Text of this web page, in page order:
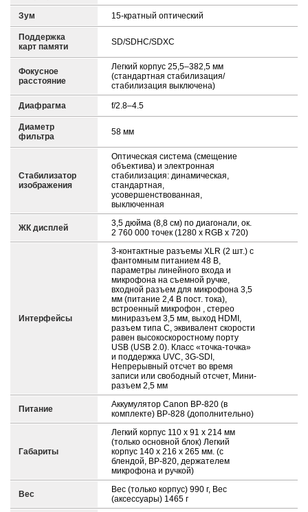
Зум 15-кратный оптический
Поддержка
карт памяти
SD/SDHC/SDXC
Фокусное
расстояние
Легкий корпус 25,5–382,5 мм
(стандартная стабилизация/
стабилизация выключена)
Диафрагма f/2.8–4.5
Диаметр
фильтра
58 мм
Стабилизатор
изображения
Оптическая система (смещение
объектива) и электронная
стабилизация: динамическая,
стандартная,
усовершенствованная,
выключенная
ЖК дисплей
3,5 дюйма (8,8 см) по диагонали, ок.
2 760 000 точек (1280 x RGB x 720)
Интерфейсы
3-контактные разъемы XLR (2 шт.) с
фантомным питанием 48 В,
параметры линейного входа и
микрофона на съемной ручке,
входной разъем для микрофона 3,5
мм (питание 2,4 В пост. тока),
встроенный микрофон , стерео
миниразъем 3,5 мм, выход HDMI,
разъем типа C, эквивалент скорости
равен высокоскоростному порту
USB (USB 2.0). Класс «точка-точка»
и поддержка UVC, 3G-SDI,
Непрерывный отсчет во время
записи или свободный отсчет, Мини-
разъем 2,5 мм
Питание
Аккумулятор Canon BP-820 (в
комплекте) BP-828 (дополнительно)
Габариты
Легкий корпус 110 x 91 x 214 мм
(только основной блок) Легкий
корпус 140 x 216 x 265 мм. (с
блендой, BP-820, держателем
микрофона и ручкой)
Вес
Вес (только корпус) 990 г, Вес
(аксессуары) 1465 г